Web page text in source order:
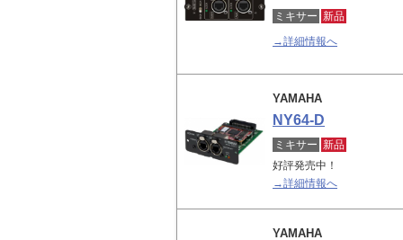
ミキサー 新品
→詳細情報へ
YAMAHA
NY64-D
ミキサー 新品
好評発売中！
→詳細情報へ
YAMAHA